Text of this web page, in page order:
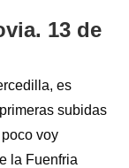
13 de
es
subidas
voy
la Fuenfria